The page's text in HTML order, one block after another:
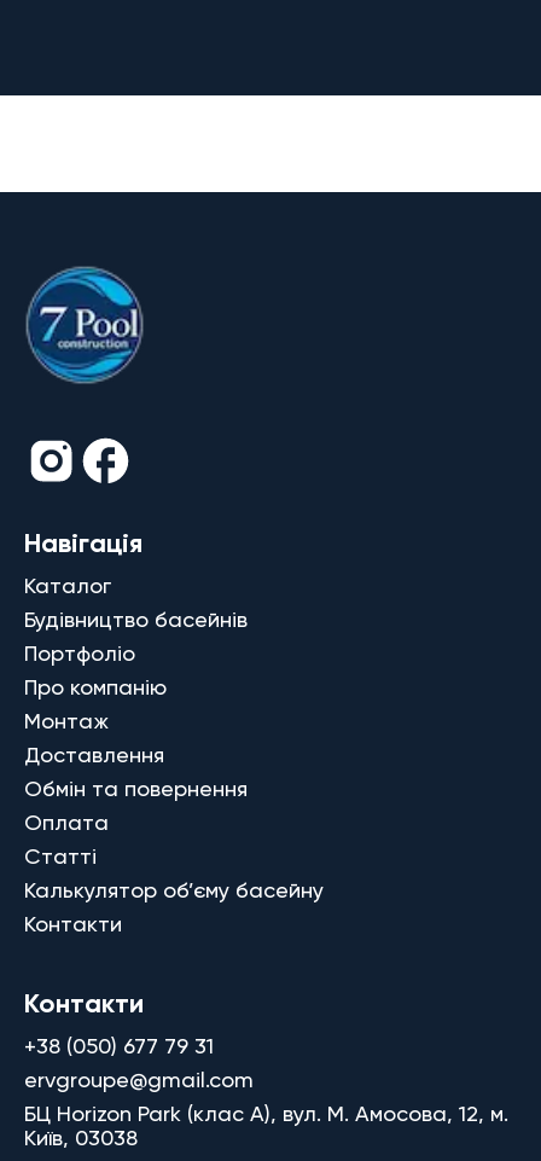
Навігація
Каталог
Будівництво басейнів
Портфоліо
Про компанію
Монтаж
Доставлення
Обмін та повернення
Оплата
Статті
Калькулятор об’єму басейну
Контакти
Контакти
+38 (050) 677 79 31
ervgroupe@gmail.com
БЦ Horizon Park (клас A), вул. М. Амосова, 12, м.
Київ, 03038